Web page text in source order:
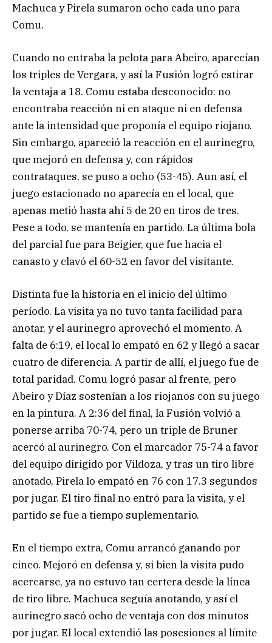
Machuca y Pirela sumaron ocho cada uno para
Comu.
Cuando no entraba la pelota para Abeiro, aparecían
los triples de Vergara, y así la Fusión logró estirar
la ventaja a 18. Comu estaba desconocido: no
encontraba reacción ni en ataque ni en defensa
ante la intensidad que proponía el equipo riojano.
Sin embargo, apareció la reacción en el aurinegro,
que mejoró en defensa y, con rápidos
contrataques, se puso a ocho (53-45). Aun así, el
juego estacionado no aparecía en el local, que
apenas metió hasta ahí 5 de 20 en tiros de tres.
Pese a todo, se mantenía en partido. La última bola
del parcial fue para Beigier, que fue hacia el
canasto y clavó el 60-52 en favor del visitante.
Distinta fue la historia en el inicio del último
período. La visita ya no tuvo tanta facilidad para
anotar, y el aurinegro aprovechó el momento. A
falta de 6:19, el local lo empató en 62 y llegó a sacar
cuatro de diferencia. A partir de allí, el juego fue de
total paridad. Comu logró pasar al frente, pero
Abeiro y Díaz sostenían a los riojanos con su juego
en la pintura. A 2:36 del final, la Fusión volvió a
ponerse arriba 70-74, pero un triple de Bruner
acercó al aurinegro. Con el marcador 75-74 a favor
del equipo dirigido por Vildoza, y tras un tiro libre
anotado, Pirela lo empató en 76 con 17.3 segundos
por jugar. El tiro final no entró para la visita, y el
partido se fue a tiempo suplementario.
En el tiempo extra, Comu arrancó ganando por
cinco. Mejoró en defensa y, si bien la visita pudo
acercarse, ya no estuvo tan certera desde la línea
de tiro libre. Machuca seguía anotando, y así el
aurinegro sacó ocho de ventaja con dos minutos
por jugar. El local extendió las posesiones al límite